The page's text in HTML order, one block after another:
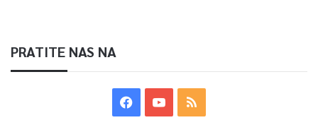
PRATITE NAS NA